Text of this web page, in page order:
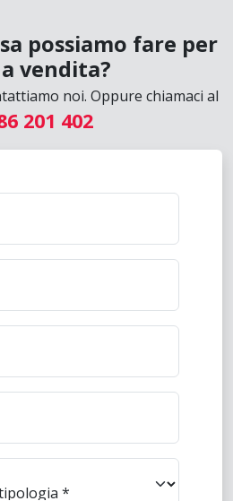
possiamo fare per
vendita?
noi. Oppure chiamaci al
201 402